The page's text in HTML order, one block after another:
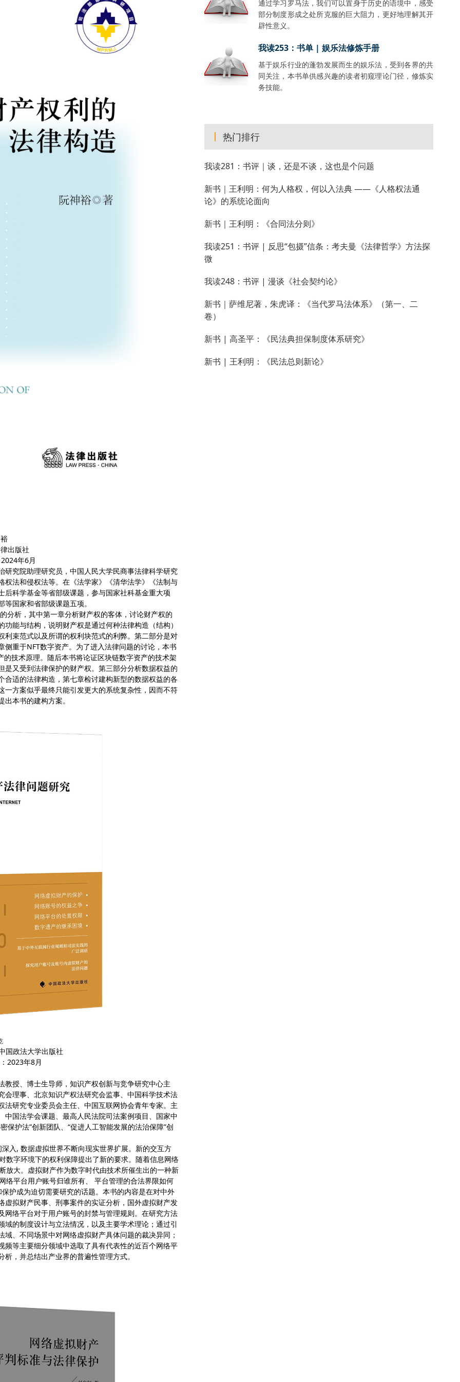
版社
年6月
究院助理研究员，中国人民大学民商事法律科学研究
法和侵权法等。在《法学家》《清华法学》《法制与
科学基金等省部级课题，参与国家社科基金重大项
国家和省部级课题五项。
析，其中第一章分析财产权的客体，讨论财产权的
能与结构，说明财产权是通过何种法律构造（结构）
束范式以及所谓的权利块范式的利弊。第二部分是对
重于NFT数字资产。为了进入法律问题的讨论，本书
技术原理。随后本书将论证区块链数字资产的技术架
又受到法律保护的财产权。第三部分分析数据权益的
适的法律构造，第七章检讨建构新型的数据权益的各
方案似乎最终只能引发更大的系统复杂性，因而不符
本书的建构方案。
大学出版社
年8月
授、博士生导师，知识产权创新与竞争研究中心主
理事、北京知识产权法研究会监事、中国科学技术法
研究专业委员会主任、中国互联网协会青年专家。主
国法学会课题、最高人民法院司法案例项目、国家中
保护法”创新团队、“促进人工智能发展的法治保障”创
, 数据虚拟世界不断向现实世界扩展。新的交互方
数字环境下的权利保障提出了新的要求。随着信息网络
放大。虚拟财产作为数字时代由技术所催生出的一种新
络平台用户账号归谁所有、 平台管理的合法界限如何
护成为迫切需要研究的话题。本书的内容是在对中外
拟财产民事、刑事案件的实证分析，国外虚拟财产发
络平台对于用户账号的封禁与管理规则。在研究方法
的制度设计与立法情况，以及主要学术理论；通过引
、不同场景中对网络虚拟财产具体问题的裁决异同；
等主要细分领域中选取了具有代表性的近百个网络平
，并总结出产业界的普遍性管理方式。
通过学习罗马法，我们可以置身于历史的语境中，感受
部分制度形成之处所克服的巨大阻力，更好地理解其开
辟性意义。
我读253：书单 | 娱乐法修炼手册
基于娱乐行业的蓬勃发展而生的娱乐法，受到各界的共
同关注，本书单供感兴趣的读者初窥理论门径，修炼实
务技能。
热门排行
我读281：书评｜谈，还是不谈，这也是个问题
新书｜王利明：何为人格权，何以入法典 ——《人格权法通
论》的系统论面向
新书｜王利明：《合同法分则》
我读251：书评 | 反思“包摄”信条：考夫曼《法律哲学》方法探
微
我读248：书评 | 漫谈《社会契约论》
新书｜萨维尼著，朱虎译：《当代罗马法体系》（第一、二
卷）
新书 | 高圣平：《民法典担保制度体系研究》
新书 | 王利明：《民法总则新论》